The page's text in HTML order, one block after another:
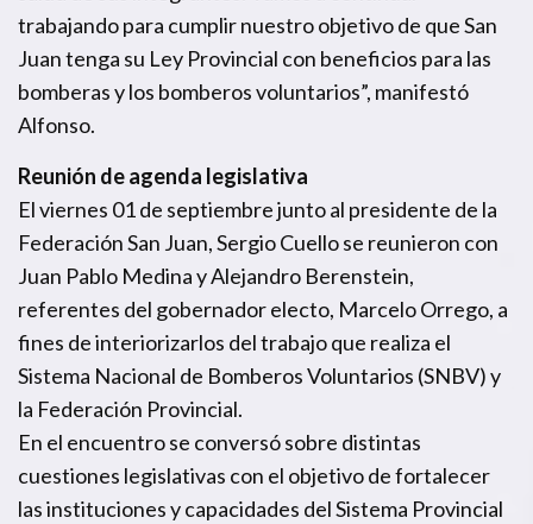
trabajando para cumplir nuestro objetivo de que San
Juan tenga su Ley Provincial con beneficios para las
bomberas y los bomberos voluntarios”, manifestó
Alfonso.
Reunión de agenda legislativa
El viernes 01 de septiembre junto al presidente de la
Federación San Juan, Sergio Cuello se reunieron con
Juan Pablo Medina y Alejandro Berenstein,
referentes del gobernador electo, Marcelo Orrego, a
fines de interiorizarlos del trabajo que realiza el
Sistema Nacional de Bomberos Voluntarios (SNBV) y
la Federación Provincial.
En el encuentro se conversó sobre distintas
cuestiones legislativas con el objetivo de fortalecer
las instituciones y capacidades del Sistema Provincial